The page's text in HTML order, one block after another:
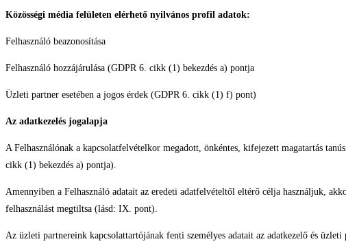
Közösségi média felületen elérhető nyilvános profil adatok:
Felhasználó beazonosítása
Felhasználó hozzájárulása (GDPR 6. cikk (1) bekezdés a) pontja
Üzleti partner esetében a jogos érdek (GDPR 6. cikk (1) f) pont)
Az adatkezelés jogalapja
A Felhasználónak a kapcsolatfelvételkor megadott, önkéntes, kifejezett magatartás
cikk (1) bekezdés a) pontja).
Amennyiben a Felhasználó adatait az eredeti adatfelvételtől eltérő célja használjuk,
felhasználást megtiltsa (lásd: IX. pont).
Az üzleti partnereink kapcsolattartójának fenti személyes adatait az adatkezelő és